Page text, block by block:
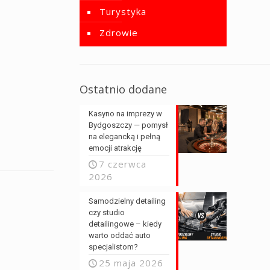
Turystyka
Zdrowie
Ostatnio dodane
Kasyno na imprezy w
Bydgoszczy — pomysł
na elegancką i pełną
emocji atrakcję
7 czerwca
2026
Samodzielny detailing
czy studio
detailingowe – kiedy
warto oddać auto
specjalistom?
25 maja 2026